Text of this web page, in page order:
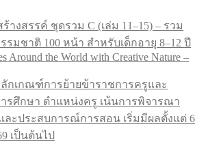
างสรรค์ ชุดรวม C (เล่ม 11–15) – รวม
รมชาติ 100 หน้า สำหรับเด็กอายุ 8–12 ปี
Around the World with Creative Nature –
กเกณฑ์การย้ายข้าราชการครูและ
รศึกษา ตำแหน่งครู เน้นการพิจารณา
ละประสบการณ์การสอน เริ่มมีผลตั้งแต่ 6
เป็นต้นไป